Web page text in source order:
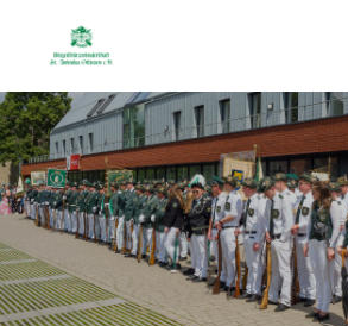
Startseite
Aktuelles
Termine
Geschichte